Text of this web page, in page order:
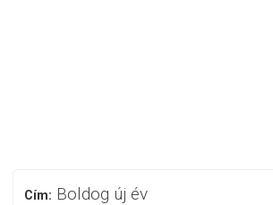
Cím: Boldog új év